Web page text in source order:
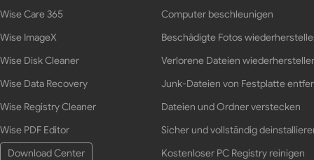
Wise Care 365
Wise ImageX
Wise Disk Cleaner
Wise Data Recovery
Wise Registry Cleaner
Wise PDF Editor
Download Center
Computer beschleunigen
Beschädigte Fotos
Verlorene Dateien
Junk-Dateien von Festplatte
Dateien und Ordner verstecken
Sicher und vollständig
Kostenloser PC Registry reinigen